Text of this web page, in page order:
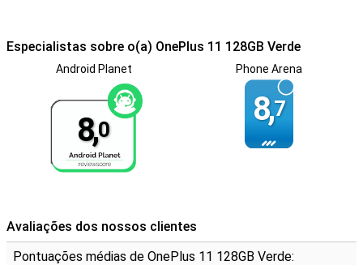
Especialistas sobre o(a) OnePlus 11 128GB Verde
Android Planet
8,0
Phone Arena
8,7
Avaliações dos nossos clientes
Pontuações médias de OnePlus 11 128GB Verde: